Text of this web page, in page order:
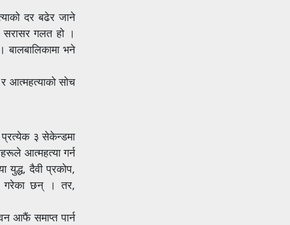
दर बढेर जाने
सरासर गलत हो ।
भने
आत्महत्याको सोच
प्रत्येक ३ सेकेन्डमा
आत्महत्या गर्न
युद्ध, दैवी प्रकोप,
गरेका छन् । तर,
आफैं समाप्त पार्न